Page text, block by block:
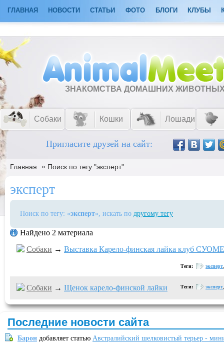
ГЛАВНАЯ НОВОСТИ СТАТЬИ ФОТО БЛОГИ КЛУБЫ
ЗНАКОМСТВА ДОМАШНИХ
Собаки Кошки Лошади
Пригласите друзей на сайт:
Главная » Поиск по тегу "эксперт"
эксперт
Поиск по тегу: «эксперт», искать по другому тегу
Найдено 2 материала
Собаки → Выставка Карело-финская лайка клуб
Теги: эксперт
Собаки → Щенок карело-финской лайки Теги: эксперт
Последние новости сайта
Барон добавляет статью Австралийский шелковистый терьер -